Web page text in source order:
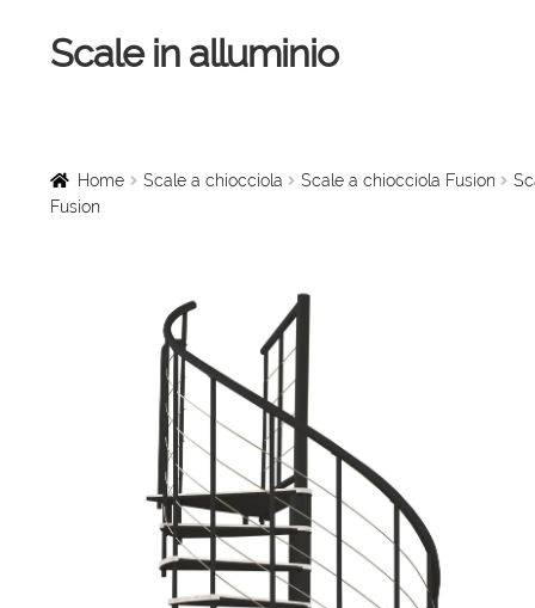
Vai
alla
Vai
al
Scale in alluminio
Scale a chiocciola
Scale in legno
Rampe di carico
Home Scale a chiocciola Scale a chiocciola Fusion
Fusion